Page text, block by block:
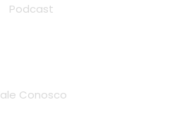
Podcast
Conosco